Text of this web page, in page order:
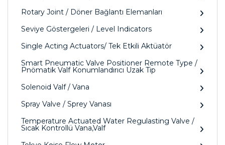
Rotary Joint / Döner Bağlantı Elemanları
Seviye Göstergeleri / Level Indicators
Single Acting Actuators/ Tek Etkili Aktüatör
Smart Pneumatic Valve Positioner Remote Type /
Pnömatik Valf Konumlandırıcı Uzak Tip
Solenoid Valf / Vana
Spray Valve / Sprey Vanası
Temperature Actuated Water Regulasting Valve /
Sıcak Kontrollü Vana,Valf